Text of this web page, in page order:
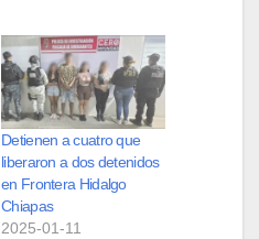
Detienen a cuatro que
liberaron a dos detenidos
en Frontera Hidalgo
Chiapas
2025-01-11